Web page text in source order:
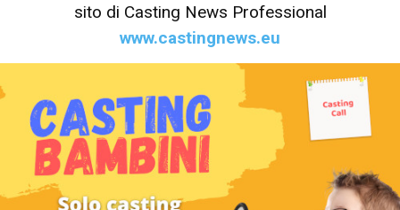
sito di Casting News Professional
www.castingnews.eu